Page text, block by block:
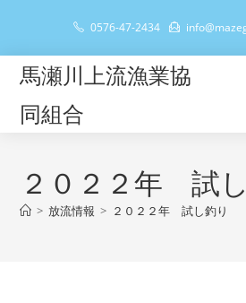
テ
0576-47-2434
馬瀬川上流漁業協
同組合
２０２２年 試
> 放流情報 > ２０２２年 試し釣り